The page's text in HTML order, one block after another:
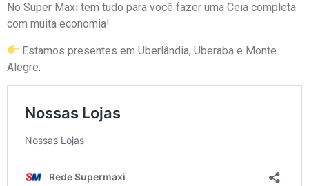
No Super Maxi tem tudo para você fazer uma Ceia completa
com muita economia!
Estamos presentes em Uberlândia, Uberaba e Monte
Alegre.